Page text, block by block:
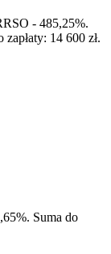
- 485,25%.
14 600 zł.
Suma do